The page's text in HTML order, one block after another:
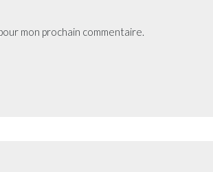
mon prochain commentaire.